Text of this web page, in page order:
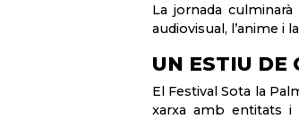
La jornada
audiovisual, l’anime i
UN ESTIU DE
El Festival Sota la
xarxa amb entitats i